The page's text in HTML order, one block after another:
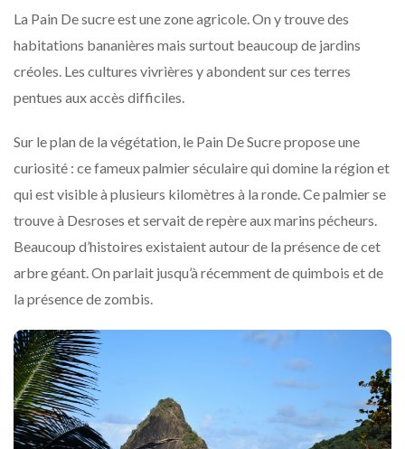
La Pain De sucre est une zone agricole. On y trouve des
habitations bananières mais surtout beaucoup de jardins
créoles. Les cultures vivrières y abondent sur ces terres
pentues aux accès difficiles.
Sur le plan de la végétation, le Pain De Sucre propose une
curiosité : ce fameux palmier séculaire qui domine la région et
qui est visible à plusieurs kilomètres à la ronde. Ce palmier se
trouve à Desroses et servait de repère aux marins pécheurs.
Beaucoup d’histoires existaient autour de la présence de cet
arbre géant. On parlait jusqu’à récemment de quimbois et de
la présence de zombis.